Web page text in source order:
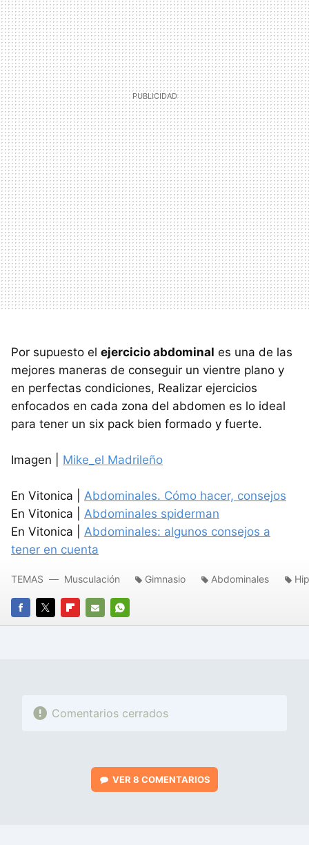
Por supuesto el ejercicio abdominal es una de las
mejores maneras de conseguir un vientre plano y
en perfectas condiciones, Realizar ejercicios
enfocados en cada zona del abdomen es lo ideal
para tener un six pack bien formado y fuerte.
Imagen | Mike_el Madrileño
En Vitonica | Abdominales. Cómo hacer, consejos
En Vitonica | Abdominales spiderman
En Vitonica | Abdominales: algunos consejos a
tener en cuenta
FACEBOOK
TWITTERFLIPBOARD
E-
WHATSAPP
TEMAS Musculación Gimnasio Abdominales
Comentarios cerrados
VER 8 COMENTARIOS